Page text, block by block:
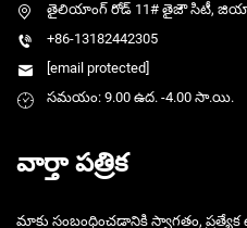
తైలియాంగ్ రోడ్ 11# తైజౌ సిటీ,
+86-13182442305
[email protected]
సమయం: 9.00 ఉద. -4.00 సా.యి.
వార్తా పత్రిక
మాకు సంబంధించడానికి స్వాగతం,